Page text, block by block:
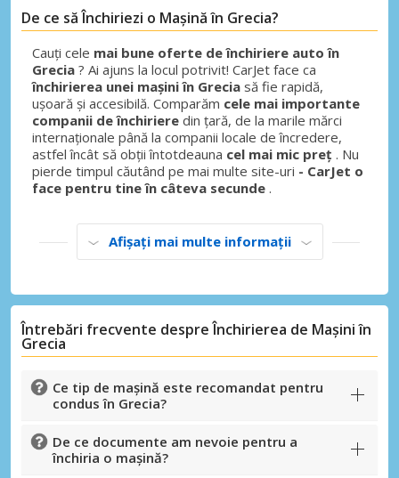
De ce să Închiriezi o Mașină în Grecia?
Cauți cele mai bune oferte de închiriere auto în
Grecia ? Ai ajuns la locul potrivit! CarJet face ca
închirierea unei mașini în Grecia să fie rapidă,
ușoară și accesibilă. Comparăm cele mai importante
companii de închiriere din țară, de la marile mărci
internaționale până la companii locale de încredere,
astfel încât să obții întotdeauna cel mai mic preț . Nu
pierde timpul căutând pe mai multe site-uri - CarJet o
face pentru tine în câteva secunde .
Afișați mai multe informații
Întrebări frecvente despre Închirierea de Mașini în
Grecia
Ce tip de mașină este recomandat pentru
condus în Grecia?
De ce documente am nevoie pentru a
închiria o mașină?
Economii de top
furnizorilor noștri
Autentificare cu eLink